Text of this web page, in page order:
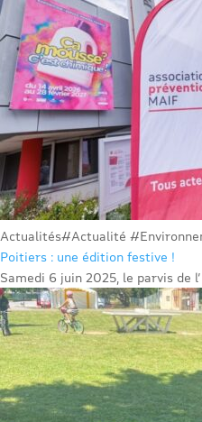
Actualités#Actualité
Poitiers : une édition festive !
Samedi 6 juin 2025, le parvis de